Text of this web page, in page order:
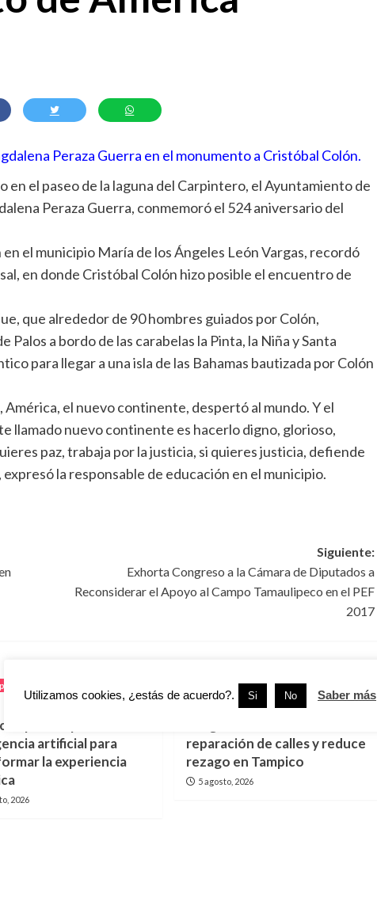
Peraza Guerra en el monumento a Cristóbal Colón.
en el paseo de la laguna del Carpintero, el Ayuntamiento de
Peraza Guerra, conmemoró el 524 aniversario del
el municipio María de los Ángeles León Vargas, recordó
en donde Cristóbal Colón hizo posible el encuentro de
que alrededor de 90 hombres guiados por Colón,
a bordo de las carabelas la Pinta, la Niña y Santa
para llegar a una isla de las Bahamas bautizada por Colón
el nuevo continente, despertó al mundo. Y el
llamado nuevo continente es hacerlo digno, glorioso,
paz, trabaja por la justicia, si quieres justicia, defiende
expresó la responsable de educación en el municipio.
Siguiente:
Exhorta Congreso a la Cámara de Diputados a
Reconsiderar el Apoyo al Campo Tamaulipeco en el PEF
2017
apuesta por la
artificial para
la experiencia
2026
Tampico
reparación de calles y reduce
rezago en Tampico
5 agosto, 2026
Utilizamos cookies, ¿estás de acuerdo?. Si No Saber más